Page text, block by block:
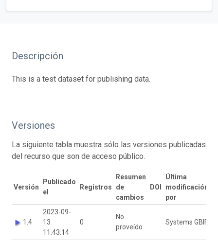
Descripción
This is a test dataset for publishing data.
Versiones
La siguiente tabla muestra sólo las versiones publicadas
del recurso que son de acceso público.
Versión
Publicado
el
Registros
Resumen
de
cambios
DOI
Última
modificación
por
1.4
2023-09-
13
11:43:14
0
No
proveído
Systems GBIF